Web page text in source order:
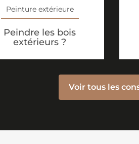
Peinture extérieure
Peindre les bois
extérieurs ?
Voir tous les